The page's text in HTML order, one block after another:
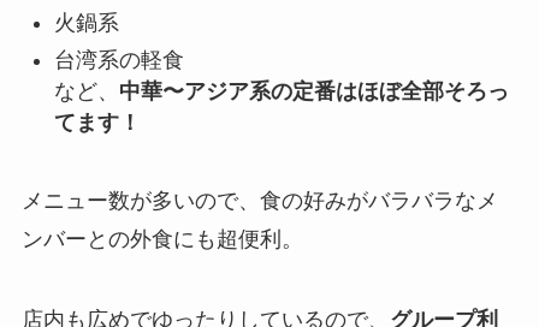
火鍋系
台湾系の軽食
など、 中華〜アジア系の定番はほぼ全部そろっ
てます！
メニュー数が多いので、食の好みがバラバラなメ
ンバーとの外食にも超便利。
店内も広めでゆったりしているので、 グループ利